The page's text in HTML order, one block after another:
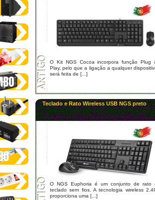
O Kit NGS Cocoa incorpora função Plug
Play, pelo que a ligação a qualquer
será feita de [...]
Teclado e Rato Wireless USB NGS preto
O NGS Euphoria é um conjunto de rato
teclado sem fios. A tecnologia wireless
proporciona uma [...]